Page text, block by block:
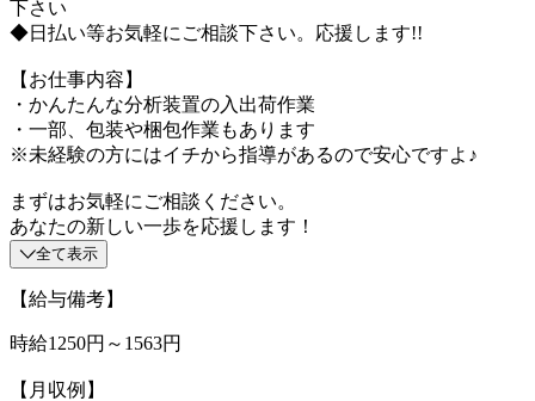
下さい
◆日払い等お気軽にご相談下さい。応援します!!
【お仕事内容】
・かんたんな分析装置の入出荷作業
・一部、包装や梱包作業もあります
※未経験の方にはイチから指導があるので安心ですよ♪
まずはお気軽にご相談ください。
あなたの新しい一歩を応援します！
全て表示
【給与備考】
時給1250円～1563円
【月収例】